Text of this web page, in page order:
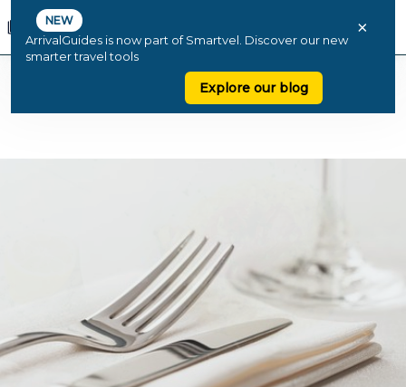
NEW
ArrivalGuides is now part of Smartvel. Discover our new
smarter travel tools
Explore our blog
×